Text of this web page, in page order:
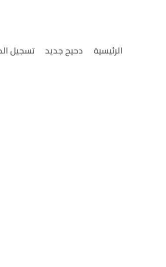
الرئيسية دحيح جديد تسجيل